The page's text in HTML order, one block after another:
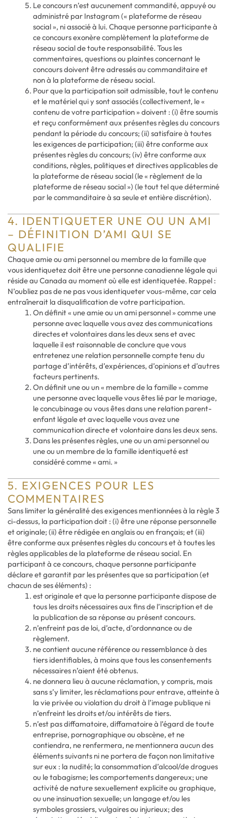
Le concours n’est aucunement commandité, appuyé ou
administré par Instagram (« plateforme de réseau
social », ni associé à lui. Chaque personne participante à
ce concours exonère complètement la plateforme de
réseau social de toute responsabilité. Tous les
commentaires, questions ou plaintes concernant le
concours doivent être adressés au commanditaire et
non à la plateforme de réseau social.
Pour que la participation soit admissible, tout le contenu
et le matériel qui y sont associés (collectivement, le «
contenu de votre participation » doivent : (i) être soumis
et reçu conformément aux présentes règles du concours
pendant la période du concours; (ii) satisfaire à toutes
les exigences de participation; (iii) être conforme aux
présentes règles du concours; (iv) être conforme aux
conditions, règles, politiques et directives applicables de
la plateforme de réseau social (le « règlement de la
plateforme de réseau social ») (le tout tel que déterminé
par le commanditaire à sa seule et entière discrétion).
4. IDENTIQUETER UNE OU UN AMI
– DÉFINITION D’AMI QUI SE
QUALIFIE
Chaque amie ou ami personnel ou membre de la famille que
vous identiquetez doit être une personne canadienne légale qui
réside au Canada au moment où elle est identiquetée. Rappel :
N’oubliez pas de ne pas vous identiqueter vous-même, car cela
entraînerait la disqualification de votre participation.
On définit « une amie ou un ami personnel » comme une
personne avec laquelle vous avez des communications
directes et volontaires dans les deux sens et avec
laquelle il est raisonnable de conclure que vous
entretenez une relation personnelle compte tenu du
partage d’intérêts, d’expériences, d’opinions et d’autres
facteurs pertinents.
On définit une ou un « membre de la famille » comme
une personne avec laquelle vous êtes lié par le mariage,
le concubinage ou vous êtes dans une relation parent-
enfant légale et avec laquelle vous avez une
communication directe et volontaire dans les deux sens.
Dans les présentes règles, une ou un ami personnel ou
une ou un membre de la famille identiqueté est
considéré comme « ami. »
5. EXIGENCES POUR LES
COMMENTAIRES
Sans limiter la généralité des exigences mentionnées à la règle 3
ci-dessus, la participation doit : (i) être une réponse personnelle
et originale; (ii) être rédigée en anglais ou en français; et (iii)
être conforme aux présentes règles du concours et à toutes les
règles applicables de la plateforme de réseau social. En
participant à ce concours, chaque personne participante
déclare et garantit par les présentes que sa participation (et
chacun de ses éléments) :
est originale et que la personne participante dispose de
tous les droits nécessaires aux fins de l’inscription et de
la publication de sa réponse au présent concours.
n’enfreint pas de loi, d’acte, d’ordonnance ou de
règlement.
ne contient aucune référence ou ressemblance à des
tiers identifiables, à moins que tous les consentements
nécessaires n’aient été obtenus.
ne donnera lieu à aucune réclamation, y compris, mais
sans s’y limiter, les réclamations pour entrave, atteinte à
la vie privée ou violation du droit à l’image publique ni
n’enfreint les droits et/ou intérêts de tiers.
n’est pas diffamatoire, diffamatoire à l’égard de toute
entreprise, pornographique ou obscène, et ne
contiendra, ne renfermera, ne mentionnera aucun des
éléments suivants ni ne portera de façon non limitative
sur eux : la nudité; la consommation d’alcool/de drogues
ou le tabagisme; les comportements dangereux; une
activité de nature sexuellement explicite ou graphique,
ou une insinuation sexuelle; un langage et/ou les
symboles grossiers, vulgaires ou injurieux; des